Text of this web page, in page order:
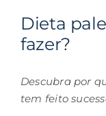
Dieta
fazer?
Descubra por
tem feito